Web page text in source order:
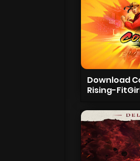
Download
Rising-